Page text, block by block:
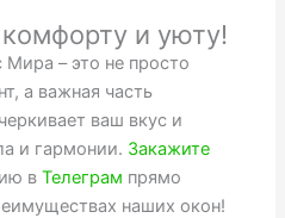
и уюту!
– это не просто
а важная часть
ваш вкус и
и гармонии. Закажите
вТелеграм прямо
наших окон!